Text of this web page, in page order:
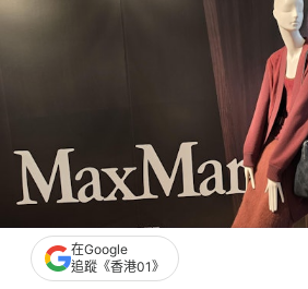
在Google
追蹤《香港01》